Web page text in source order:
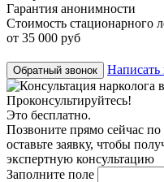
Гарантия анонимности
Стоимость стационарного
от 35 000 руб
Обратный звонок Написать
Проконсультируйтесь!
Это бесплатно.
Позвоните прямо сейчас
оставьте заявку, чтобы
экспертную консультацию
Заполните поле